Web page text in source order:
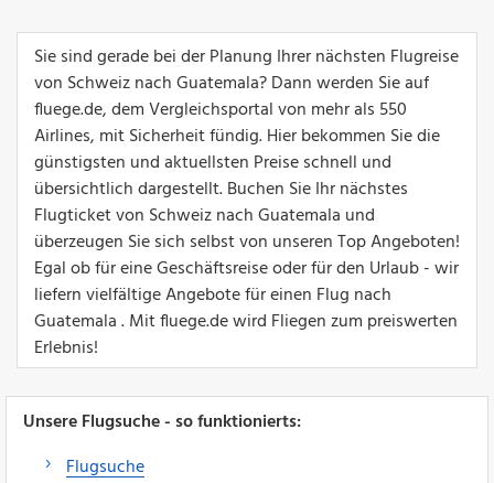
Sie sind gerade bei der Planung Ihrer nächsten Flugreise
von Schweiz nach Guatemala? Dann werden Sie auf
fluege.de, dem Vergleichsportal von mehr als 550
Airlines, mit Sicherheit fündig. Hier bekommen Sie die
günstigsten und aktuellsten Preise schnell und
übersichtlich dargestellt. Buchen Sie Ihr nächstes
Flugticket von Schweiz nach Guatemala und
überzeugen Sie sich selbst von unseren Top Angeboten!
Egal ob für eine Geschäftsreise oder für den Urlaub - wir
liefern vielfältige Angebote für einen Flug nach
Guatemala . Mit fluege.de wird Fliegen zum preiswerten
Erlebnis!
Unsere Flugsuche - so funktionierts:
Flugsuche